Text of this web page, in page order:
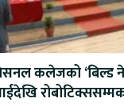
कलेजको ‘बिल्ड
रोबोटिक्ससम्मका